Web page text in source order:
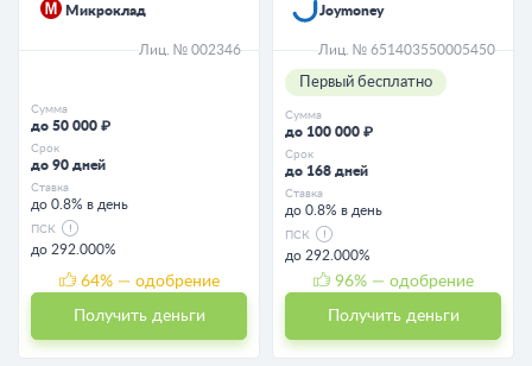
Микроклад
Лиц. № 002346
Сумма
до 50 000 ₽
Срок
до 90 дней
Ставка
до 0.8% в день
ПСК
до 292.000%
64% — одобрение
Получить деньги
Joymoney
Лиц. № 651403550005450
Первый бесплатно
Сумма
до 100 000 ₽
Срок
до 168 дней
Ставка
до 0.8% в день
ПСК
до 292.000%
96% — одобрение
Получить деньги